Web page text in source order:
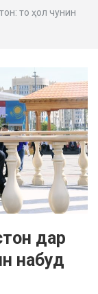
то ҳол чунин
дар
набуд